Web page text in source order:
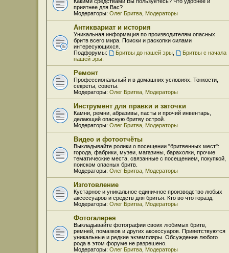
приятнее для Вас?
Модераторы: Олег Бритва Модераторы
Антиквариат и история
Уникальная информация по производителям опасных
бритв всего мира. Поиски и раскопки силами
интересующихся.
Подфорумы:
Бритвы до нашей эры,
Бритвы с начала
нашей эры.
Ремонт
Профессиональный и в домашних условиях. Тонкости,
секреты, советы.
Модераторы: Олег Бритва Модераторы
Инструмент для правки и заточки
Камни, ремни, абразивы, пасты и прочий инвентарь,
делающий опасную бритву острой.
Модераторы: Олег Бритва Модераторы
Видео и фотоотчёты
Выкладывайте ролики о посещении "бритвенных мест":
города, фабрики, музеи, магазины, барахолки, прочие
тематические места, связанные с посещением, покупкой,
поиском опасных бритв.
Модераторы: Олег Бритва Модераторы
Изготовление
Кустарное и уникальное единичное производство любых
аксессуаров и средств для бритья. Кто во что горазд.
Модераторы: Олег Бритва Модераторы
Фотогалерея
Выкладывайте фотографии своих любимых бритв,
ремней, помазков и других аксессуаров. Приветствуются
уникальные и редкие экземпляры. Обсуждение любого
рода в этом форуме не разрешено.
Модераторы: Олег Бритва Модераторы